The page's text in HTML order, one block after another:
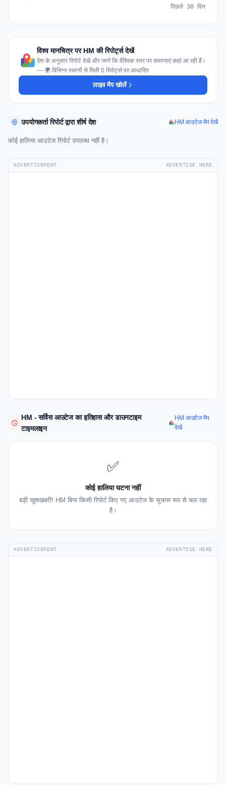
पिछले 30 दिन
विश्व मानचित्र पर HM की रिपोर्ट्स देखें
देश के अनुसार रिपोर्ट देखें और जानें कि वैश्विक स्तर पर समस्याएं कहां आ रही हैं।
— 🌍 विभिन्न स्थानों से मिली 0 रिपोर्ट्स पर आधारित
लाइव मैप खोलें
उपयोगकर्ता रिपोर्ट द्वारा शीर्ष देश HM आउटेज मैप देखें
कोई हालिया आउटेज रिपोर्ट उपलब्ध नहीं है।
ADVERTISEMENT ADVERTISE HERE
HM - सर्विस आउटेज का इतिहास और डाउनटाइम
टाइमलाइन
HM आउटेज मैप
देखें
✅
कोई हालिया घटना नहीं
बड़ी खुशखबरी! HM बिना किसी रिपोर्ट किए गए आउटेज के सुचारू रूप से चल रहा
है।
ADVERTISEMENT ADVERTISE HERE